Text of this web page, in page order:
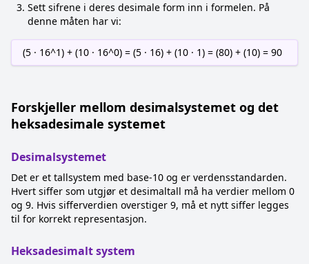
Sett sifrene i deres desimale form inn i formelen. På
denne måten har vi:
(5 · 16^1) + (10 · 16^0) = (5 · 16) + (10 · 1) = (80) + (10) = 90
Forskjeller mellom desimalsystemet og det
heksadesimale systemet
Desimalsystemet
Det er et tallsystem med base-10 og er verdensstandarden.
Hvert siffer som utgjør et desimaltall må ha verdier mellom 0
og 9. Hvis sifferverdien overstiger 9, må et nytt siffer legges
til for korrekt representasjon.
Heksadesimalt system